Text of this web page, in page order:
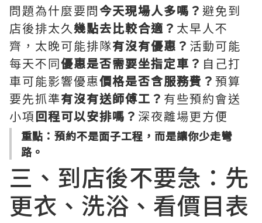
問題為什麼要問今天現場人多嗎？ 避免到
店後排太久幾點去比較合適？ 太早人不
齊，太晚可能排隊有沒有優惠？ 活動可能
每天不同優惠是否需要坐指定車？ 自己打
車可能影響優惠價格是否含服務費？ 預算
要先抓準有沒有送師傅工？ 有些預約會送
小項回程可以安排嗎？ 深夜離場更方便
重點：預約不是面子工程，而是讓你少走彎
路。
三、到店後不要急：先
更衣、洗浴、看價目表